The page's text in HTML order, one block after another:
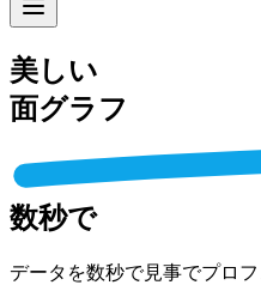
美しい
面グラフ
数秒で
データを数秒で見事でプロ